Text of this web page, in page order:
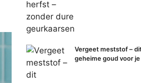
Vergeet meststof –
geheime goud voor